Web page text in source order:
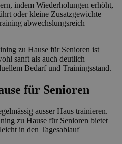
indem Wiederholungen erhöht,
oder kleine Zusatzgewichte
abwechslungsreich
zu Hause für Senioren ist
sanft als auch deutlich
Bedarf und Trainingsstand.
für Senioren
ausser Haus trainieren.
zu Hause für Senioren bietet
in den Tagesablauf